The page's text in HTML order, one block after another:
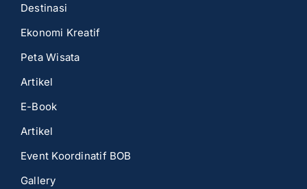
Destinasi
Ekonomi Kreatif
Peta Wisata
Artikel
E-Book
Artikel
Event Koordinatif BOB
Gallery